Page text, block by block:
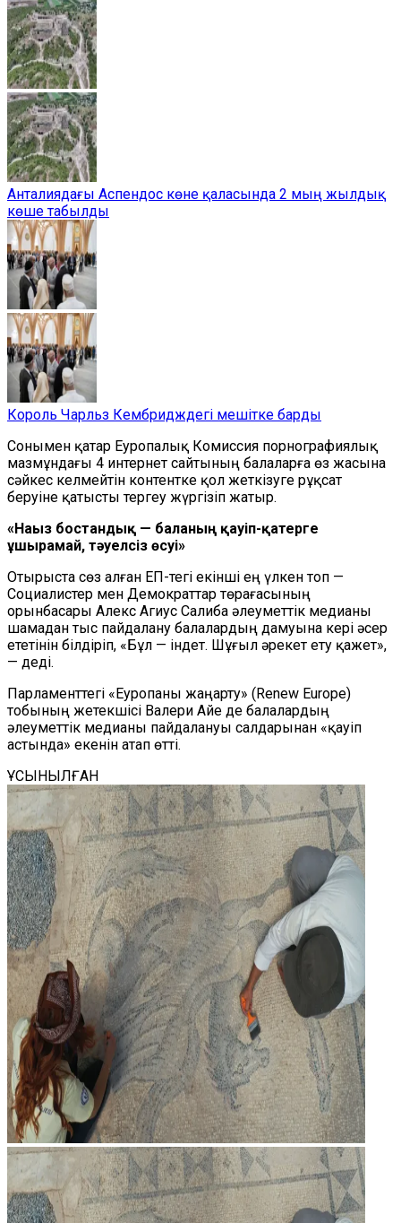
Анталиядағы Аспендос көне қаласында 2 мың жылдық
көше табылды
Король Чарльз Кембридждегі мешітке барды
Сонымен қатар Еуропалық Комиссия порнографиялық
мазмұндағы 4 интернет сайтының балаларға өз жасына
сәйкес келмейтін контентке қол жеткізуге рұқсат
беруіне қатысты тергеу жүргізіп жатыр.
«Нағыз бостандық — баланың қауіп-қатерге
ұшырамай, тәуелсіз өсуі»
Отырыста сөз алған ЕП-тегі екінші ең үлкен топ —
Социалистер мен Демократтар төрағасының
орынбасары Алекс Агиус Салиба әлеуметтік медианы
шамадан тыс пайдалану балалардың дамуына кері әсер
ететінін білдіріп, «Бұл — індет. Шұғыл әрекет ету қажет»,
— деді.
Парламенттегі «Еуропаны жаңарту» (Renew Europe)
тобының жетекшісі Валери Айе де балалардың
әлеуметтік медианы пайдалануы салдарынан «қауіп
астында» екенін атап өтті.
ҰСЫНЫЛҒАН